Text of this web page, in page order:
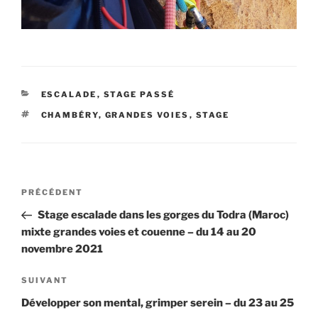
CATÉGORIES
ESCALADE , STAGE PASSÉ
ÉTIQUETTES
CHAMBÉRY, GRANDES VOIES , STAGE
Navigation
l’article
Article
précédent
PRÉCÉDENT
Stage escalade dans les gorges du Todra (Maroc)
mixte grandes voies et couenne – du 14 au 20
novembre 2021
Article
suivant
SUIVANT
Développer son mental, grimper serein – du 23 au 25